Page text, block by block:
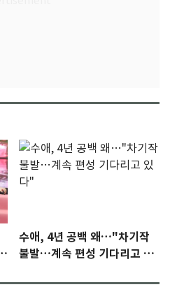
수애, 4년 공백 왜…"차기작
불발…계속 편성 기다리고 있